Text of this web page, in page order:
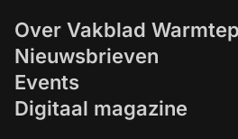
Over Vakblad
Nieuwsbrieven
Events
Digitaal magazine